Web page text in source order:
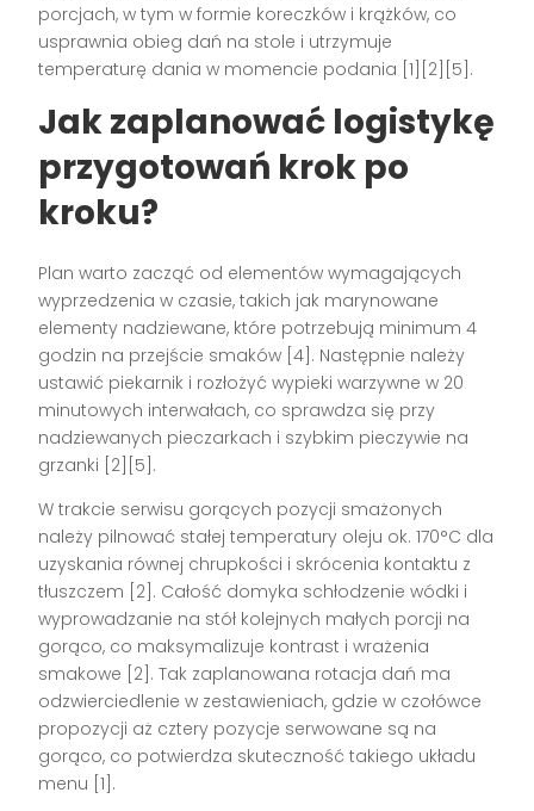
porcjach, w tym w formie koreczków i krążków, co
usprawnia obieg dań na stole i utrzymuje
temperaturę dania w momencie podania [1][2][5].
Jak zaplanować logistykę
przygotowań krok po
kroku?
Plan warto zacząć od elementów wymagających
wyprzedzenia w czasie, takich jak marynowane
elementy nadziewane, które potrzebują minimum 4
godzin na przejście smaków [4]. Następnie należy
ustawić piekarnik i rozłożyć wypieki warzywne w 20
minutowych interwałach, co sprawdza się przy
nadziewanych pieczarkach i szybkim pieczywie na
grzanki [2][5].
W trakcie serwisu gorących pozycji smażonych
należy pilnować stałej temperatury oleju ok. 170°C dla
uzyskania równej chrupkości i skrócenia kontaktu z
tłuszczem [2]. Całość domyka schłodzenie wódki i
wyprowadzanie na stół kolejnych małych porcji na
gorąco, co maksymalizuje kontrast i wrażenia
smakowe [2]. Tak zaplanowana rotacja dań ma
odzwierciedlenie w zestawieniach, gdzie w czołówce
propozycji aż cztery pozycje serwowane są na
gorąco, co potwierdza skuteczność takiego układu
menu [1].